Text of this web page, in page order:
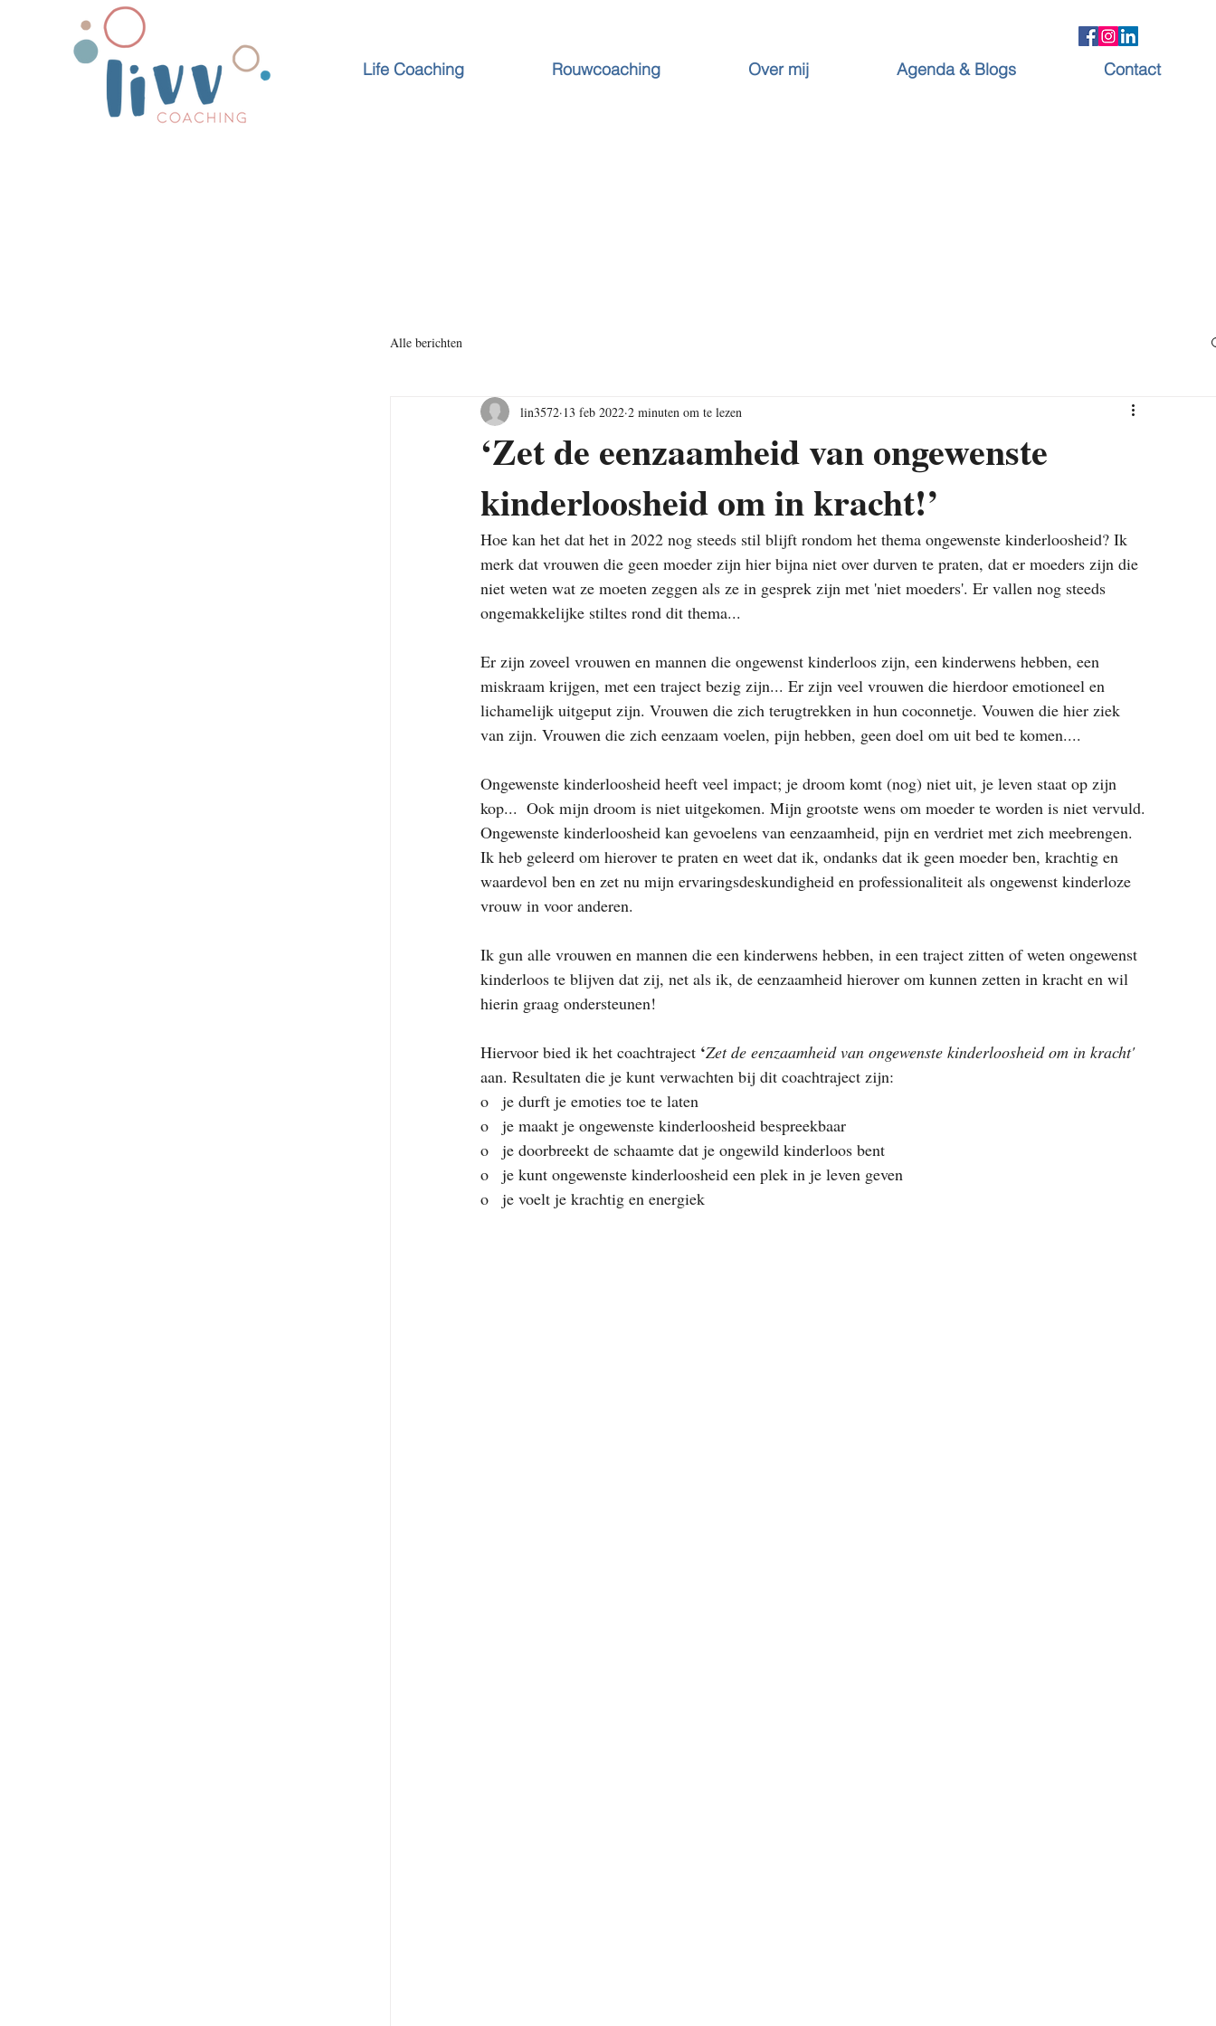
Life Coaching Rouwcoaching Over mij Agenda & Blogs Contact
Alle berichten
‘Zet de eenzaamheid van ongewenste
kinderloosheid om in kracht!’
lin3572 13 feb 2022 2 minuten om te lezen
Hoe kan het dat het in 2022 nog steeds stil blijft rondom het thema ongewenste kinderloosheid? Ik
merk dat vrouwen die geen moeder zijn hier bijna niet over durven te praten, dat er moeders zijn die
niet weten wat ze moeten zeggen als ze in gesprek zijn met 'niet moeders'. Er vallen nog steeds
ongemakkelijke stiltes rond dit thema...
Er zijn zoveel vrouwen en mannen die ongewenst kinderloos zijn, een kinderwens hebben, een
miskraam krijgen, met een traject bezig zijn... Er zijn veel vrouwen die hierdoor emotioneel en
lichamelijk uitgeput zijn. Vrouwen die zich terugtrekken in hun coconnetje. Vouwen die hier ziek
van zijn. Vrouwen die zich eenzaam voelen, pijn hebben, geen doel om uit bed te komen....
Ongewenste kinderloosheid heeft veel impact; je droom komt (nog) niet uit, je leven staat op zijn
kop...  Ook mijn droom is niet uitgekomen. Mijn grootste wens om moeder te worden is niet vervuld.
Ongewenste kinderloosheid kan gevoelens van eenzaamheid, pijn en verdriet met zich meebrengen.
Ik heb geleerd om hierover te praten en weet dat ik, ondanks dat ik geen moeder ben, krachtig en
waardevol ben en zet nu mijn ervaringsdeskundigheid en professionaliteit als ongewenst kinderloze
vrouw in voor anderen.
Ik gun alle vrouwen en mannen die een kinderwens hebben, in een traject zitten of weten ongewenst
kinderloos te blijven dat zij, net als ik, de eenzaamheid hierover om kunnen zetten in kracht en wil
hierin graag ondersteunen!
Hiervoor bied ik het coachtraject ‘Zet de eenzaamheid van ongewenste kinderloosheid om in kracht'
aan. Resultaten die je kunt verwachten bij dit coachtraject zijn:
o   je durft je emoties toe te laten
o   je maakt je ongewenste kinderloosheid bespreekbaar
o   je doorbreekt de schaamte dat je ongewild kinderloos bent
o   je kunt ongewenste kinderloosheid een plek in je leven geven
o   je voelt je krachtig en energiek